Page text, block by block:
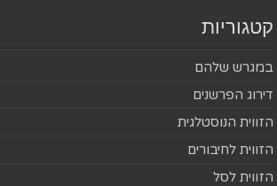
קטגוריות
במגרש שלהם
דירוג הפרשנים
הזווית הנוסטלגית
הזווית לחיבורים
הזווית לסל